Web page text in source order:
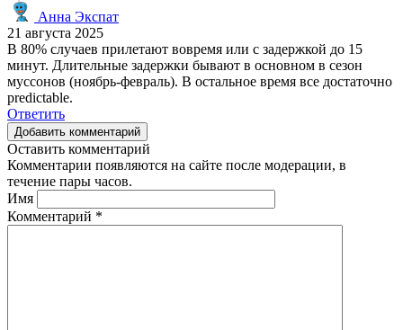
Анна Экспат
21 августа 2025
В 80% случаев прилетают вовремя или с задержкой до 15
минут. Длительные задержки бывают в основном в сезон
муссонов (ноябрь-февраль). В остальное время все достаточно
predictable.
Ответить
Добавить комментарий
Оставить комментарий
Комментарии появляются на сайте после модерации, в
течение пары часов.
Имя
Комментарий *